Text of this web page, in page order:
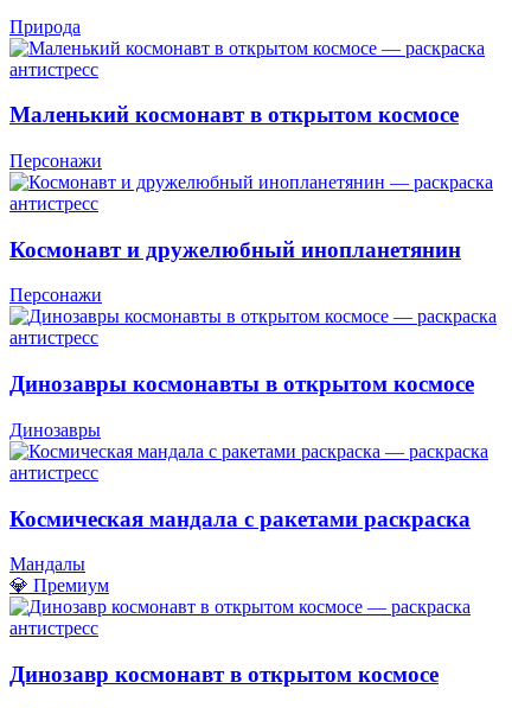
Природа
Маленький космонавт в открытом космосе
Персонажи
Космонавт и дружелюбный инопланетянин
Персонажи
Динозавры космонавты в открытом космосе
Динозавры
Космическая мандала с ракетами раскраска
Мандалы
💎 Премиум
Динозавр космонавт в открытом космосе